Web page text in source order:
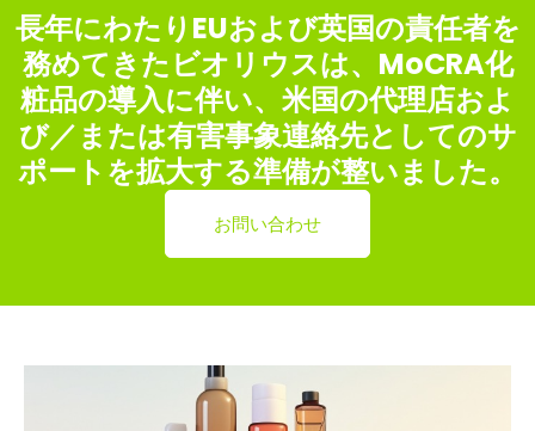
長年にわたりEUおよび英国の責任者を
務めてきたビオリウスは、MoCRA化
粧品の導入に伴い、米国の代理店およ
び／または有害事象連絡先としてのサ
ポートを拡大する準備が整いました。
お問い合わせ